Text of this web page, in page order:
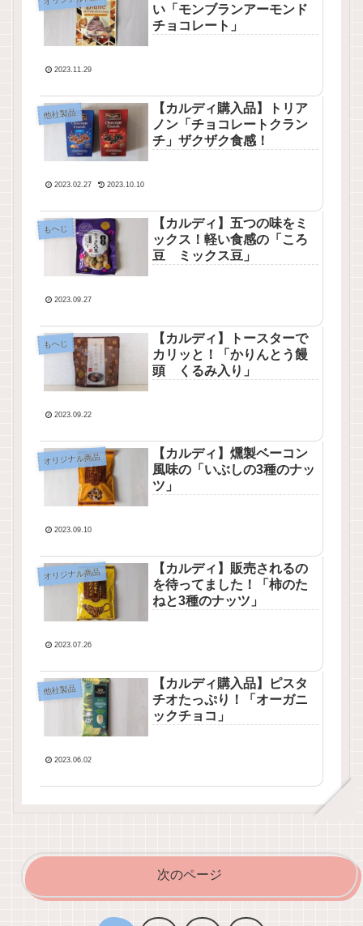
い「モンブランアーモンド
チョコレート」
2023.11.29
他社製品
【カルディ購入品】トリア
ノン「チョコレートクラン
チ」ザクザク食感！
2023.02.27 2023.10.10
もへじ
【カルディ】五つの味をミ
ックス！軽い食感の「ころ
豆 ミックス豆」
2023.09.27
もへじ
【カルディ】トースターで
カリッと！「かりんとう饅
頭 くるみ入り」
2023.09.22
オリジナル商品
【カルディ】燻製ベーコン
風味の「いぶしの3種のナッ
ツ」
2023.09.10
オリジナル商品
【カルディ】販売されるの
を待ってました！「柿のた
ねと3種のナッツ」
2023.07.26
他社製品
【カルディ購入品】ピスタ
チオたっぷり！「オーガニ
ックチョコ」
2023.06.02
次のページ